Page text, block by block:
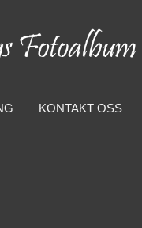
KONTAKT OSS